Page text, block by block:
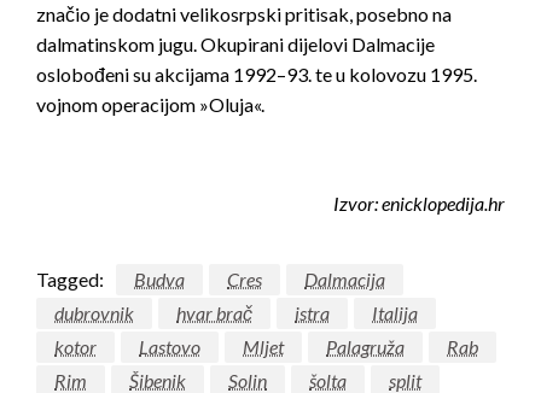
značio je dodatni velikosrpski pritisak, posebno na
dalmatinskom jugu. Okupirani dijelovi Dalmacije
oslobođeni su akcijama 1992–93. te u kolovozu 1995.
vojnom operacijom »Oluja«.
Izvor: enicklopedija.hr
Tagged: Budva Cres
Dalmacija
dubrovnik
hvar brač istra
Italija
kotor
Lastovo Mljet Palagruža
Rab
Rim
Šibenik Solin šolta
split